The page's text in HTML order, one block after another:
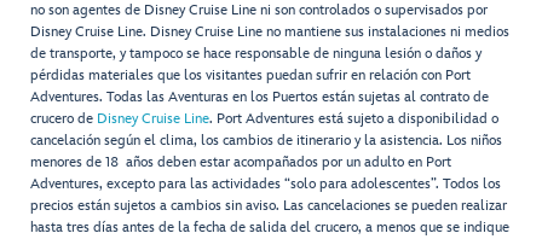
no son agentes de Disney Cruise Line ni son controlados o supervisados por
Disney Cruise Line. Disney Cruise Line no mantiene sus instalaciones ni medios
de transporte, y tampoco se hace responsable de ninguna lesión o daños y
pérdidas materiales que los visitantes puedan sufrir en relación con Port
Adventures. Todas las Aventuras en los Puertos están sujetas al contrato de
crucero de Disney Cruise Line. Port Adventures está sujeto a disponibilidad o
cancelación según el clima, los cambios de itinerario y la asistencia. Los niños
menores de 18 años deben estar acompañados por un adulto en Port
Adventures, excepto para las actividades “solo para adolescentes”. Todos los
precios están sujetos a cambios sin aviso. Las cancelaciones se pueden realizar
hasta tres días antes de la fecha de salida del crucero, a menos que se indique